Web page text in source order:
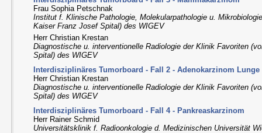
Frau Sophia Petschnak
Institut f. Klinische Pathologie, Molekularpathologie u.
Kaiser Franz Josef Spital) des WIGEV
Herr Christian Krestan
Diagnostische u. interventionelle Radiologie der Klinik Favoriten
Spital) des WIGEV
Interdisziplinäres Tumorboard - Fall 2 - Adenokarzinom Lunge
Herr Christian Krestan
Diagnostische u. interventionelle Radiologie der Klinik Favoriten
Spital) des WIGEV
Interdisziplinäres Tumorboard - Fall 4 - Pankreaskarzinom
Herr Rainer Schmid
Universitätsklinik f. Radioonkologie d. Medizinischen Universität